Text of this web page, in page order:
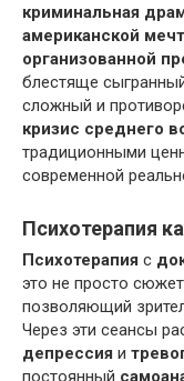
криминальная
американской
организованной
блестяще
сложный и
кризис среднего
традиционными
современной
Психотерапия
Психотерапия с
это не просто
позволяющий
Через эти сеансы
депрессия и
постоянный